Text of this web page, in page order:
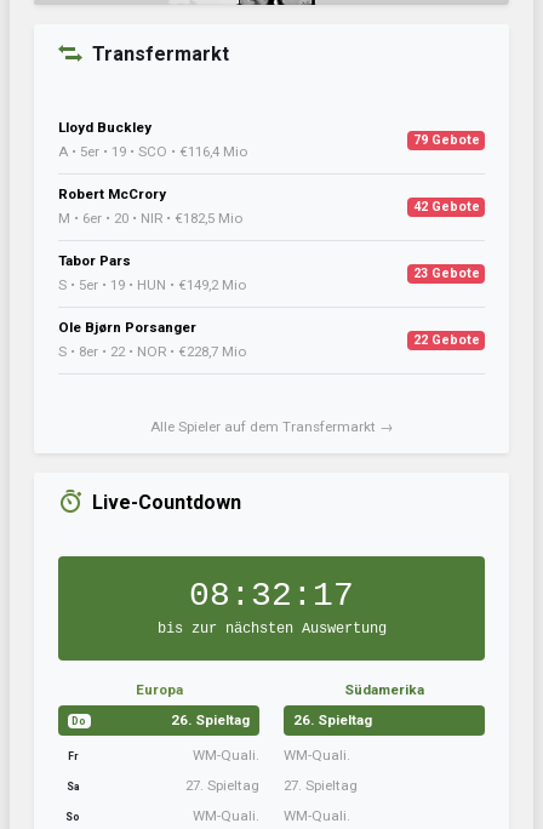
Transfermarkt
Lloyd Buckley
A • 5er • 19 • SCO • €116,4 Mio
79 Gebote
Robert McCrory
M • 6er • 20 • NIR • €182,5 Mio
42 Gebote
Tabor Pars
S • 5er • 19 • HUN • €149,2 Mio
23 Gebote
Ole Bjørn Porsanger
S • 8er • 22 • NOR • €228,7 Mio
22 Gebote
Alle Spieler auf dem Transfermarkt →
Live-Countdown
08:32:16
bis zur nächsten Auswertung
Europa
Do 26. Spieltag
Fr WM-Quali.
Sa 27. Spieltag
So WM-Quali.
Südamerika
26. Spieltag
WM-Quali.
27. Spieltag
WM-Quali.